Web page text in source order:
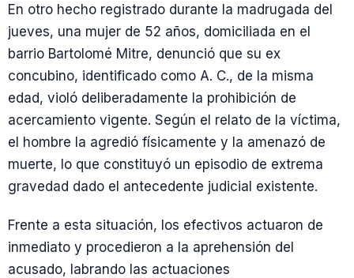
En otro hecho registrado durante la madrugada del
jueves, una mujer de 52 años, domiciliada en el
barrio Bartolomé Mitre, denunció que su ex
concubino, identificado como A. C., de la misma
edad, violó deliberadamente la prohibición de
acercamiento vigente. Según el relato de la víctima,
el hombre la agredió físicamente y la amenazó de
muerte, lo que constituyó un episodio de extrema
gravedad dado el antecedente judicial existente.
Frente a esta situación, los efectivos actuaron de
inmediato y procedieron a la aprehensión del
acusado, labrando las actuaciones